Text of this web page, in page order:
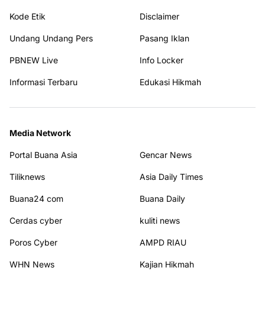
Kode Etik Disclaimer
Undang Undang Pers Pasang Iklan
PBNEW Live Info Locker
Informasi Terbaru Edukasi Hikmah
Media Network
Portal Buana Asia Gencar News
Tiliknews Asia Daily Times
Buana24 com Buana Daily
Cerdas cyber kuliti news
Poros Cyber AMPD RIAU
WHN News Kajian Hikmah